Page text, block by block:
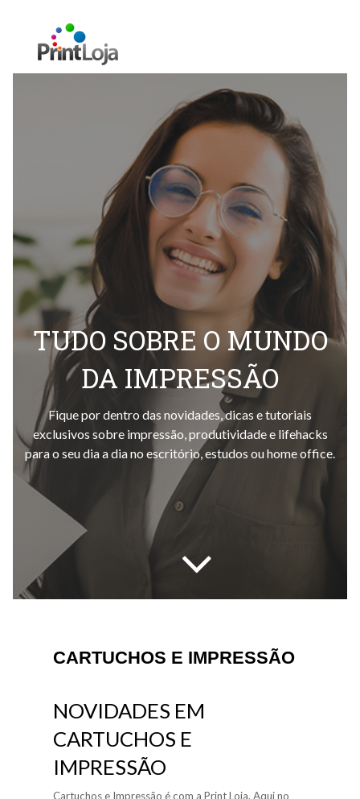
TUDO SOBRE O MUNDO
DA IMPRESSÃO
Fique por dentro das novidades, dicas e tutoriais
exclusivos sobre impressão, produtividade e lifehacks
para o seu dia a dia no escritório, estudos ou home office.
CARTUCHOS E IMPRESSÃO
NOVIDADES EM
CARTUCHOS E
IMPRESSÃO
Cartuchos e Impressão é com a Print Loja. Aqui no